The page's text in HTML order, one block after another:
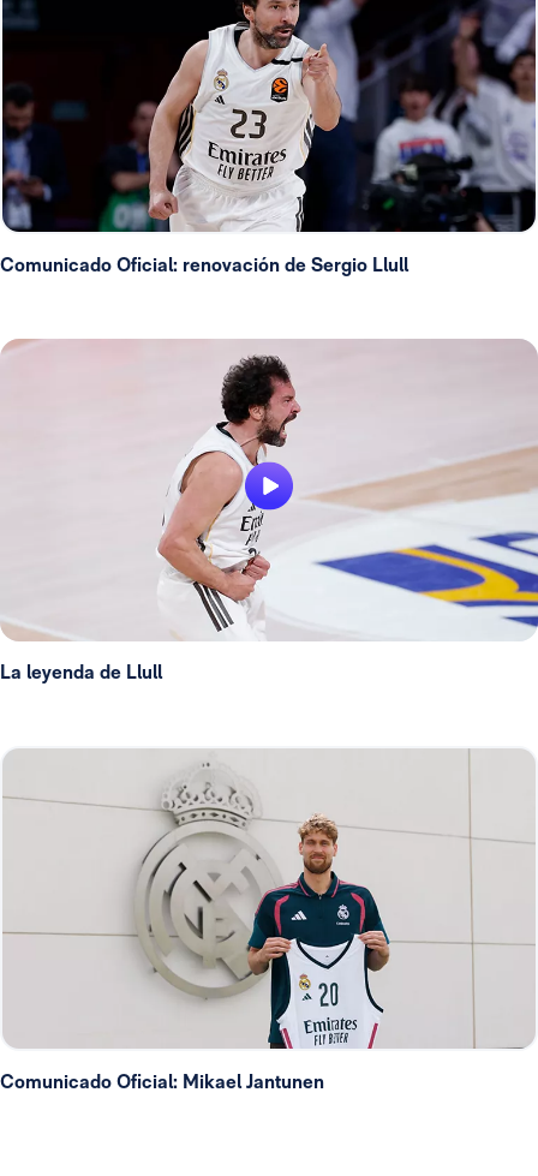
Comunicado Oficial: renovación de Sergio Llull
La leyenda de Llull
Comunicado Oficial: Mikael Jantunen